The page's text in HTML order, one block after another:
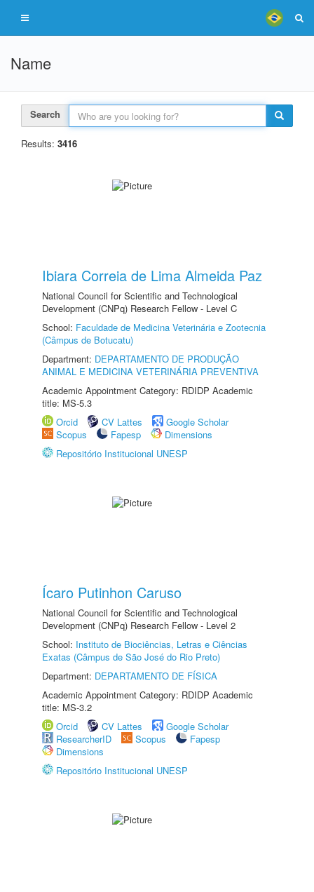
Name
Search
Results: 3416
Ibiara Correia de Lima Almeida Paz
National Council for Scientific and Technological
Development (CNPq) Research Fellow - Level C
School: Faculdade de Medicina Veterinária e Zootecnia
(Câmpus de Botucatu)
Department: DEPARTAMENTO DE PRODUÇÃO
ANIMAL E MEDICINA VETERINÁRIA PREVENTIVA
Academic Appointment Category: RDIDP Academic
title: MS-5.3
Orcid
CV Lattes
Google Scholar
Scopus
Fapesp
Dimensions
Repositório Institucional UNESP
Ícaro Putinhon Caruso
National Council for Scientific and Technological
Development (CNPq) Research Fellow - Level 2
School: Instituto de Biociências, Letras e Ciências
Exatas (Câmpus de São José do Rio Preto)
Department: DEPARTAMENTO DE FÍSICA
Academic Appointment Category: RDIDP Academic
title: MS-3.2
Orcid
CV Lattes
Google Scholar
ResearcherID
Scopus
Fapesp
Dimensions
Repositório Institucional UNESP